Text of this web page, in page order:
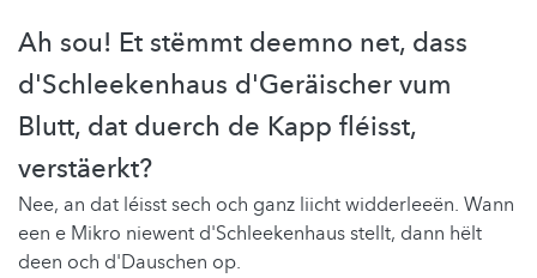
Ah sou! Et stëmmt deemno net, dass
d'Schleekenhaus d'Geräischer vum
Blutt, dat duerch de Kapp fléisst,
verstäerkt?
Nee, an dat léisst sech och ganz liicht widderleeën. Wann
een e Mikro niewent d'Schleekenhaus stellt, dann hëlt
deen och d'Dauschen op.